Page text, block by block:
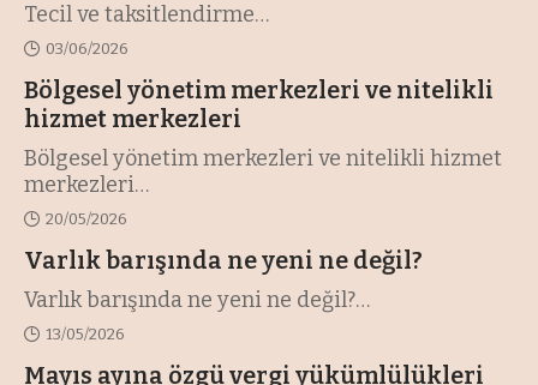
Tecil ve taksitlendirme…
03/06/2026
Bölgesel yönetim merkezleri ve nitelikli
hizmet merkezleri
Bölgesel yönetim merkezleri ve nitelikli hizmet
merkezleri…
20/05/2026
Varlık barışında ne yeni ne değil?
Varlık barışında ne yeni ne değil?…
13/05/2026
Mayıs ayına özgü vergi yükümlülükleri